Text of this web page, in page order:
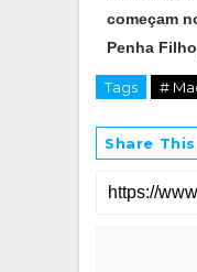
começam
Penha
Tags #
Share This